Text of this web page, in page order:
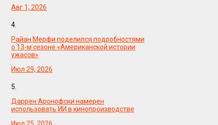
Авг 1, 2026
4.
Райан Мерфи поделился подробностями
о 13-м сезоне «Американской истории
ужасов»
Июл 29, 2026
5.
Даррен Аронофски намерен
использовать ИИ в кинопроизводстве
Июл 25, 2026